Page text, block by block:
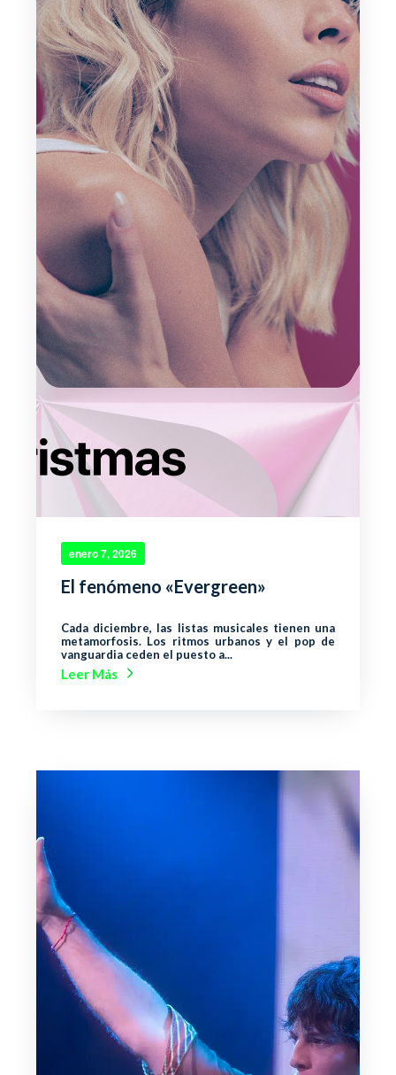
enero 7, 2026
El fenómeno «Evergreen»
Cada diciembre, las listas musicales tienen una
metamorfosis. Los ritmos urbanos y el pop de
vanguardia ceden el puesto a...
Leer Más